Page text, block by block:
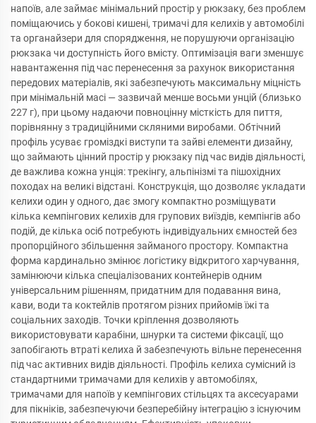
напоїв, але займає мінімальний простір у рюкзаку, без проблем
поміщаючись у бокові кишені, тримачі для келихів у автомобілі
та органайзери для спорядження, не порушуючи організацію
рюкзака чи доступність його вмісту. Оптимізація ваги зменшує
навантаження під час перенесення за рахунок використання
передових матеріалів, які забезпечують максимальну міцність
при мінімальній масі — зазвичай менше восьми унцій (близько
227 г), при цьому надаючи повноцінну місткість для пиття,
порівнянну з традиційними скляними виробами. Обтічний
профіль усуває громіздкі виступи та зайві елементи дизайну,
що займають цінний простір у рюкзаку під час видів діяльності,
де важлива кожна унція: трекінгу, альпінізмі та пішохідних
походах на великі відстані. Конструкція, що дозволяє укладати
келихи один у одного, дає змогу компактно розміщувати
кілька кемпінгових келихів для групових виїздів, кемпінгів або
подій, де кілька осіб потребують індивідуальних ємностей без
пропорційного збільшення займаного простору. Компактна
форма кардинально змінює логістику відкритого харчування,
замінюючи кілька спеціалізованих контейнерів одним
універсальним рішенням, придатним для подавання вина,
кави, води та коктейлів протягом різних прийомів їжі та
соціальних заходів. Точки кріплення дозволяють
використовувати карабіни, шнурки та системи фіксації, що
запобігають втраті келиха й забезпечують вільне перенесення
під час активних видів діяльності. Профіль келиха сумісний із
стандартними тримачами для келихів у автомобілях,
тримачами для напоїв у кемпінгових стільцях та аксесуарами
для пікніків, забезпечуючи безперебійну інтеграцію з існуючим